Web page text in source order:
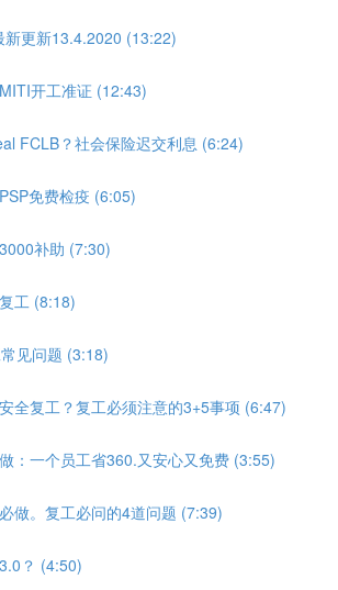
新更新13.4.2020 (13:22)
开工准证 (12:43)
FCLB？社会保险迟交利息 (6:24)
免费检疫 (6:05)
补助 (7:30)
工 (8:18)
见问题 (3:18)
全复工？复工必须注意的3+5事项 (6:47)
：一个员工省360.又安心又免费 (3:55)
做。复工必问的4道问题 (7:39)
？ (4:50)